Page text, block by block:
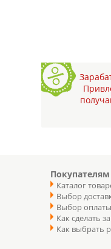
Покупателям
Каталог
Выбор
Выбор оплаты
Как сделать
Как выбрать